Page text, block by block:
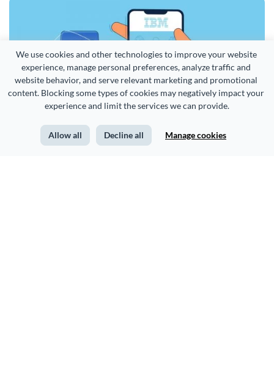
We use cookies and other technologies to improve your website
experience, manage personal preferences, analyze traffic and
website behavior, and serve relevant marketing and promotional
content. Blocking some types of cookies may negatively impact your
experience and limit the services we can provide.
Allow all Decline all Manage cookies